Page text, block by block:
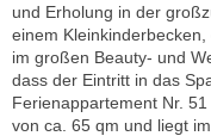
und Erholung in der
einem
im großen Beauty- und
dass der Eintritt in das
Ferienappartement Nr.
von ca. 65 qm und liegt